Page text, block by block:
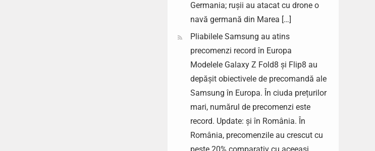
Germania; rușii au atacat cu drone o
navă germană din Marea […]
Pliabilele Samsung au atins
precomenzi record în Europa
Modelele Galaxy Z Fold8 și Flip8 au
depășit obiectivele de precomandă ale
Samsung în Europa. În ciuda prețurilor
mari, numărul de precomenzi este
record. Update: și în România. În
România, precomenzile au crescut cu